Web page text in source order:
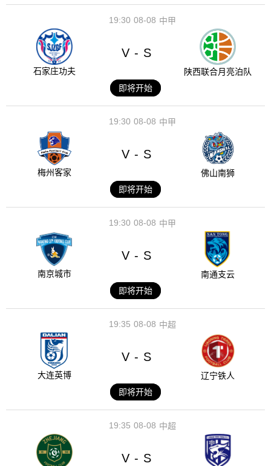
08-08
19:30 中甲
石家庄功夫
V - S
陕西联合月亮泊队
即将开始
08-08
19:30 中甲
梅州客家
V - S
佛山南狮
即将开始
08-08
19:30 中甲
南京城市
V - S
南通支云
即将开始
08-08
19:35 中超
大连英博
V - S
辽宁铁人
即将开始
08-08
19:35 中超
V - S